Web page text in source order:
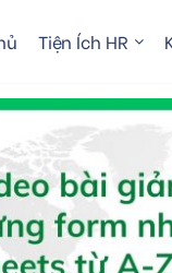
Tiện Ích HR